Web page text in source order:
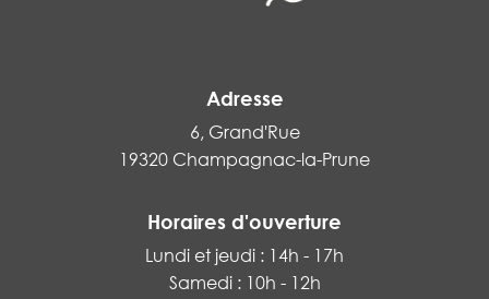
Adresse
6, Grand'Rue
19320 Champagnac-la-Prune
Horaires d'ouverture
Lundi et jeudi : 14h - 17h
Samedi : 10h - 12h